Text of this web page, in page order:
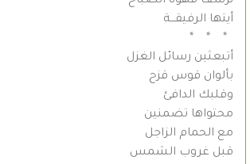
أيتها الرفيقـــة
* * *
أتبعثين رسائل الغزل
بألوان قوس قزح
وقلبك الدافئ
محتواها تضمنين
مع الحمام الزاجل
قبل غروب الشمس